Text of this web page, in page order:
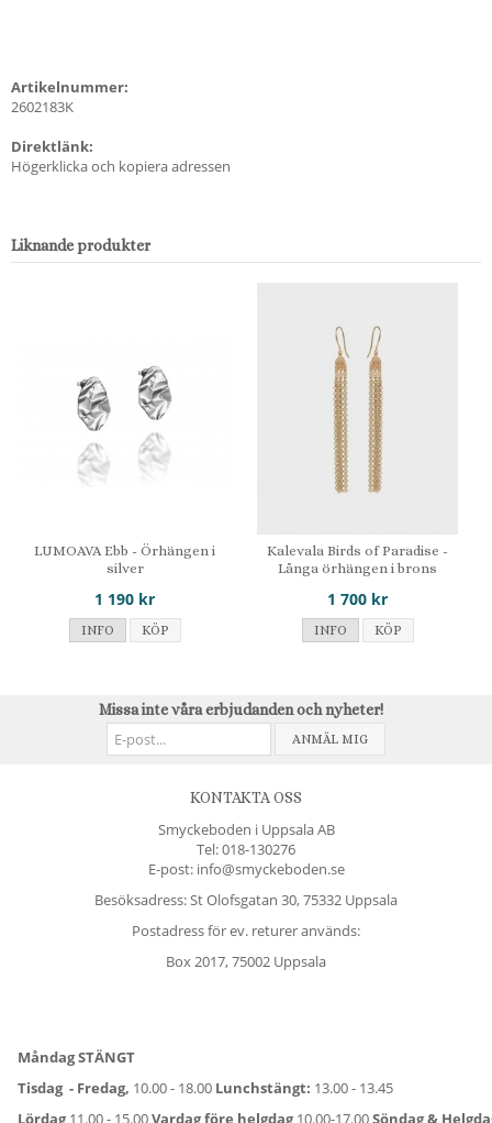
Artikelnummer:
2602183K
Direktlänk:
Högerklicka och kopiera adressen
Liknande produkter
LUMOAVA Ebb - Örhängen i
silver
1 190 kr
INFO KÖP
Kalevala Birds of Paradise -
Långa örhängen i brons
1 700 kr
INFO KÖP
Missa inte våra erbjudanden och nyheter!
ANMÄL MIG
KONTAKTA OSS
Smyckeboden i Uppsala AB
Tel:018-130276
E-post: info@smyckeboden.se
Besöksadress: St Olofsgatan 30, 75332 Uppsala
Postadress för ev. returer används:
Box 2017, 75002 Uppsala
Måndag STÄNGT
Tisdag - Fredag, 10.00 - 18.00 Lunchstängt: 13.00 - 13.45
Lördag11.00 - 15.00Vardag före helgdag10.00-17.00Söndag &